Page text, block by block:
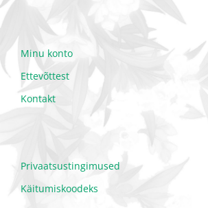
Minu konto
Ettevõttest
Kontakt
Privaatsustingimused
Käitumiskoodeks